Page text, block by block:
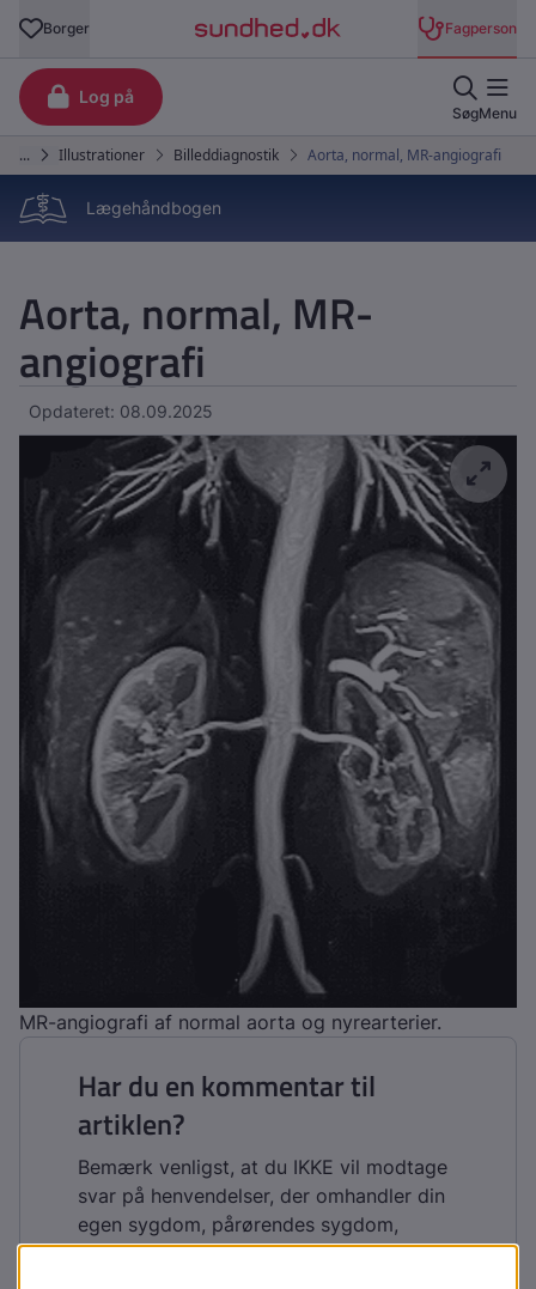
Lægehåndbogen
Aorta, normal, MR-
angiografi
Opdateret: 08.09.2025
MR-angiografi af normal aorta og nyrearterier.
Har du en kommentar til
artiklen?
Bemærk venligst, at du IKKE vil modtage
svar på henvendelser, der omhandler din
egen sygdom, pårørendes sygdom,
blodprøvesvar, hjælp til at udarbejde